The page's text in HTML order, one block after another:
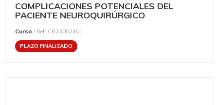
COMPLICACIONES POTENCIALES DEL
PACIENTE NEUROQUIRÚRGICO
Curso / Ref: CR23002401
PLAZO FINALIZADO